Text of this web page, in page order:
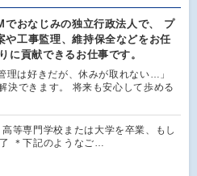
でおなじみの独立行政法人で、 プ
や工事監理、維持保全などをお任
に貢献できるお仕事です。
理は好きだが、休みが取れない…」
決できます。 将来も安心して歩める
高等専門学校または大学を卒業、もし
＊下記のようなご…